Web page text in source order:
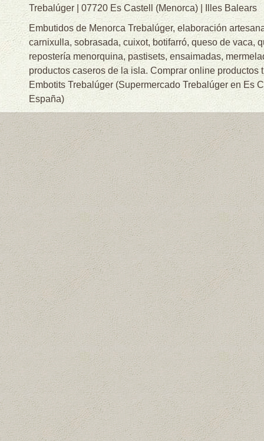
Trebalúger | 07720 Es Castell (Menorca) | Illes Balears
Embutidos de Menorca Trebalúger, elaboración
carnixulla, sobrasada, cuixot, botifarró, queso de vaca,
repostería menorquina, pastisets, ensaimadas,
productos caseros de la isla. Comprar online productos
Embotits Trebalúger (Supermercado Trebalúger en Es
España)